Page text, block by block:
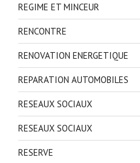
REGIME ET MINCEUR
RENCONTRE
RENOVATION ENERGETIQUE
REPARATION AUTOMOBILES
RESEAUX SOCIAUX
RESEAUX SOCIAUX
RESERVE